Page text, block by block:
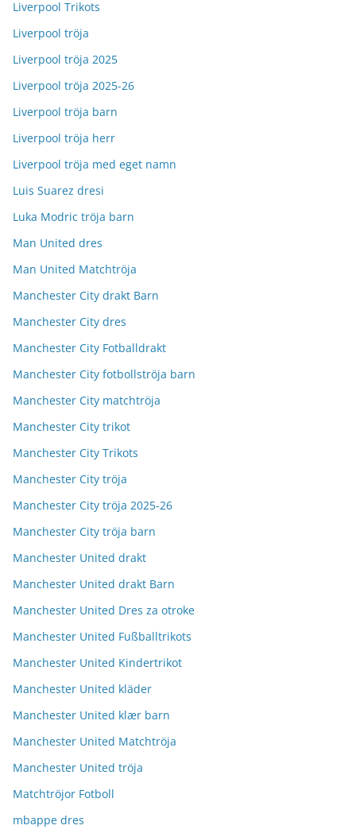
Liverpool Trikots
Liverpool tröja
Liverpool tröja 2025
Liverpool tröja 2025-26
Liverpool tröja barn
Liverpool tröja herr
Liverpool tröja med eget namn
Luis Suarez dresi
Luka Modric tröja barn
Man United dres
Man United Matchtröja
Manchester City drakt Barn
Manchester City dres
Manchester City Fotballdrakt
Manchester City fotbollströja barn
Manchester City matchtröja
Manchester City trikot
Manchester City Trikots
Manchester City tröja
Manchester City tröja 2025-26
Manchester City tröja barn
Manchester United drakt
Manchester United drakt Barn
Manchester United Dres za otroke
Manchester United Fußballtrikots
Manchester United Kindertrikot
Manchester United kläder
Manchester United klær barn
Manchester United Matchtröja
Manchester United tröja
Matchtröjor Fotboll
mbappe dres